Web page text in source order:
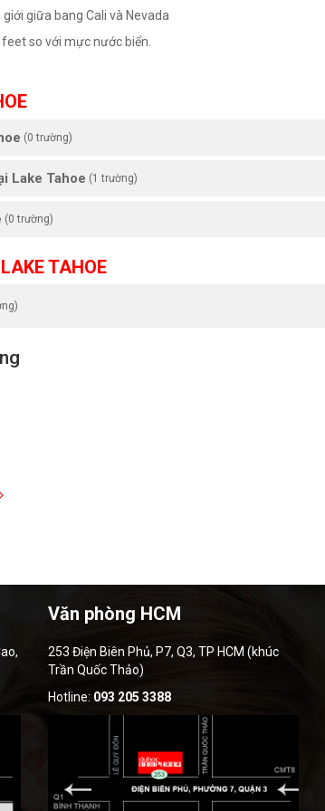
giữa bang Cali và Nevada
so với mực nước biển.
(0 trường)
Lake Tahoe (1 trường)
(0 trường)
LAKE TAHOE
Văn phòng HCM
253 Điện Biên Phủ, P7, Q3, TP HCM (khúc
Trần Quốc Thảo)
Hotline: 093 205 3388